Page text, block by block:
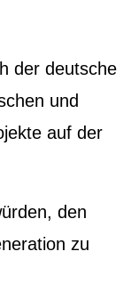
der deutsche
und
auf der
den
zu